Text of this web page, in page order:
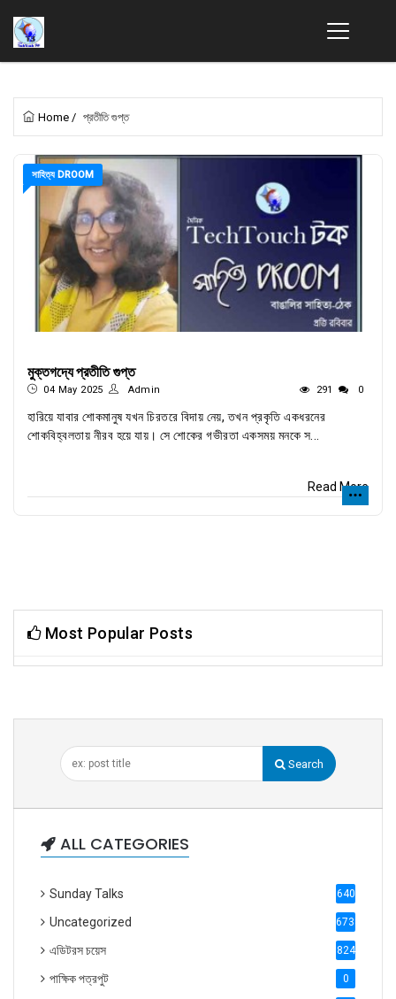
Home / প্রতীতি গুপ্ত
সাহিত্য DROOM
মুক্তগদ্যে প্রতীতি গুপ্ত
04 May 2025 Admin 291 0
হারিয়ে যাবার শোকমানুষ যখন চিরতরে বিদায় নেয়, তখন প্রকৃতি একধরনের
শোকবিহ্বলতায় নীরব হয়ে যায়। সে শোকের গভীরতা একসময় মনকে স...
Read More
Most Popular Posts
Search
ALL CATEGORIES
Sunday Talks 640
Uncategorized 6738
এডিটরস চয়েস 824
পাক্ষিক পত্রপুট 0